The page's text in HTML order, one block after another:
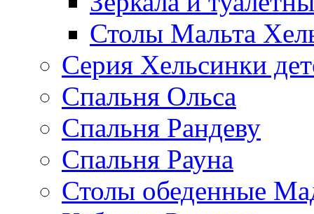
Столы Мальта
Серия Хельсинки
Спальня Ольса
Спальня Рандеву
Спальня Рауна
Столы обеденные